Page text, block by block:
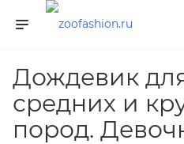
Дождевик
средних и
пород.